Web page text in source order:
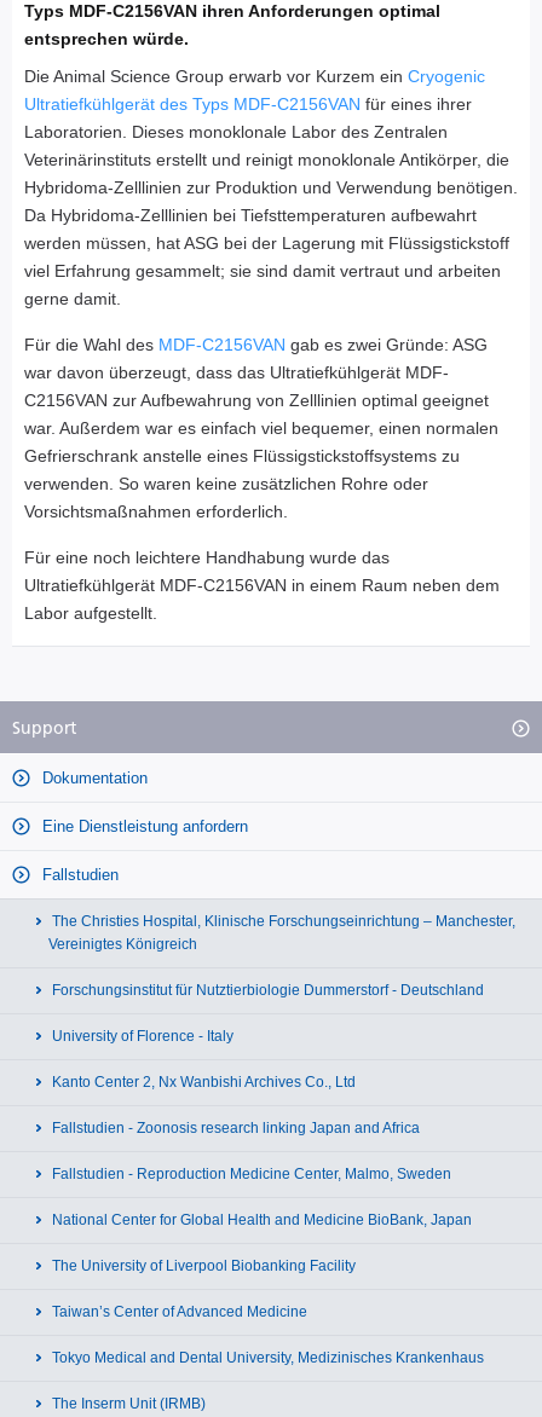
Typs MDF-C2156VAN ihren Anforderungen optimal
entsprechen würde.
Die Animal Science Group erwarb vor Kurzem ein Cryogenic
Ultratiefkühlgerät des Typs MDF-C2156VAN für eines ihrer
Laboratorien. Dieses monoklonale Labor des Zentralen
Veterinärinstituts erstellt und reinigt monoklonale Antikörper, die
Hybridoma-Zelllinien zur Produktion und Verwendung benötigen.
Da Hybridoma-Zelllinien bei Tiefsttemperaturen aufbewahrt
werden müssen, hat ASG bei der Lagerung mit Flüssigstickstoff
viel Erfahrung gesammelt; sie sind damit vertraut und arbeiten
gerne damit.
Für die Wahl des MDF-C2156VAN gab es zwei Gründe: ASG
war davon überzeugt, dass das Ultratiefkühlgerät MDF-
C2156VAN zur Aufbewahrung von Zelllinien optimal geeignet
war. Außerdem war es einfach viel bequemer, einen normalen
Gefrierschrank anstelle eines Flüssigstickstoffsystems zu
verwenden. So waren keine zusätzlichen Rohre oder
Vorsichtsmaßnahmen erforderlich.
Für eine noch leichtere Handhabung wurde das
Ultratiefkühlgerät MDF-C2156VAN in einem Raum neben dem
Labor aufgestellt.
Support
Dokumentation
Eine Dienstleistung anfordern
Fallstudien
The Christies Hospital, Klinische Forschungseinrichtung – Manchester,
Vereinigtes Königreich
Forschungsinstitut für Nutztierbiologie Dummerstorf - Deutschland
University of Florence - Italy
Kanto Center 2, Nx Wanbishi Archives Co., Ltd
Fallstudien - Zoonosis research linking Japan and Africa
Fallstudien - Reproduction Medicine Center, Malmo, Sweden
National Center for Global Health and Medicine BioBank, Japan
The University of Liverpool Biobanking Facility
Taiwan’s Center of Advanced Medicine
Tokyo Medical and Dental University, Medizinisches Krankenhaus
The Inserm Unit (IRMB)